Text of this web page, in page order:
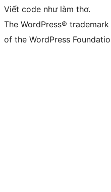
Viết code như làm thơ.
The WordPress®
of the WordPress